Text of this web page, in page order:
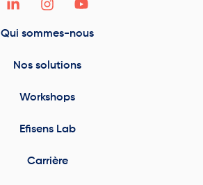
Qui sommes-nous
Nos solutions
Workshops
Efisens Lab
Carrière